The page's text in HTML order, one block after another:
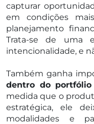
capturar
em condições
planejamento
Trata-se de uma
intencionalidade, e
Também ganha
dentro do
medida que o
estratégica, ele
modalidades e